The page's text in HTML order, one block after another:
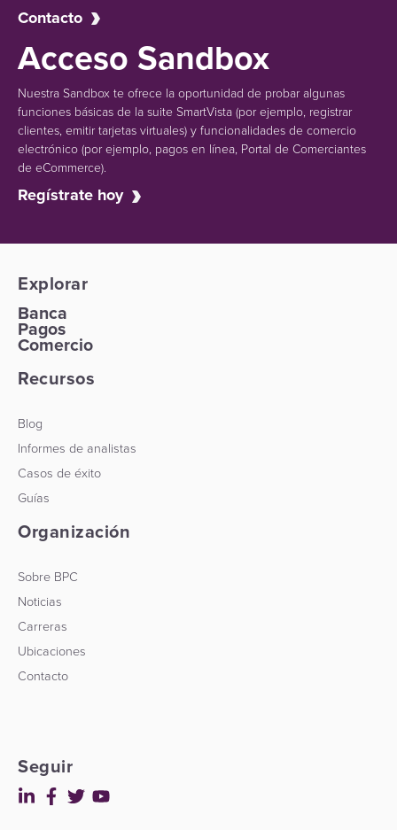
Contacto
Acceso Sandbox
Nuestra Sandbox te ofrece la oportunidad de probar algunas
funciones básicas de la suite SmartVista (por ejemplo, registrar
clientes, emitir tarjetas virtuales) y funcionalidades de comercio
electrónico (por ejemplo, pagos en línea, Portal de Comerciantes
de eCommerce).
Regístrate hoy
Explorar
Banca
Pagos
Comercio
Recursos
Blog
Informes de analistas
Casos de éxito
Guías
Organización
Sobre BPC
Noticias
Carreras
Ubicaciones
Contacto
Seguir